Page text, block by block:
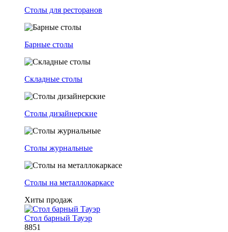
Столы для ресторанов
Барные столы
Складные столы
Столы дизайнерские
Столы журнальные
Столы на металлокаркасе
Хиты продаж
Стол барный Тауэр
8851